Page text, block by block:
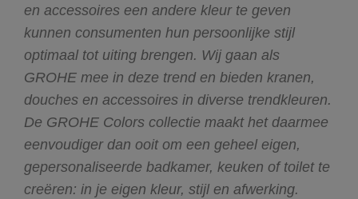
en accessoires een andere kleur te geven
kunnen consumenten hun persoonlijke stijl
optimaal tot uiting brengen. Wij gaan als
GROHE mee in deze trend en bieden kranen,
douches en accessoires in diverse trendkleuren.
De GROHE Colors collectie maakt het daarmee
eenvoudiger dan ooit om een geheel eigen,
gepersonaliseerde badkamer, keuken of toilet te
creëren: in je eigen kleur, stijl en afwerking.